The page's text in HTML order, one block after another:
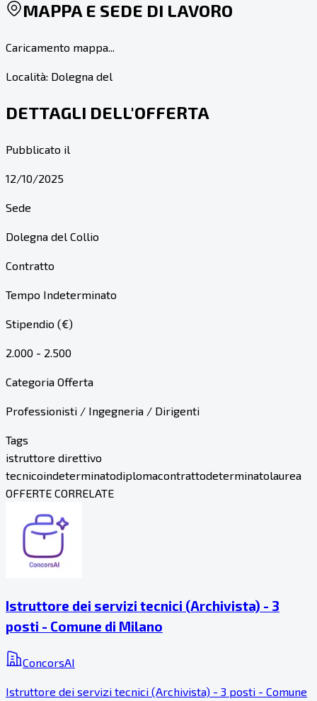
MAPPA E SEDE DI LAVORO
Caricamento mappa...
Località: Dolegna del
DETTAGLI DELL'OFFERTA
Pubblicato il
12/10/2025
Sede
Dolegna del Collio
Contratto
Tempo Indeterminato
Stipendio (€)
2.000 - 2.500
Categoria Offerta
Professionisti / Ingegneria / Dirigenti
Tags
istruttore direttivo
tecnicoindeterminatodiplomacontrattodeterminatolaurea
OFFERTE CORRELATE
Istruttore dei servizi tecnici (Archivista) - 3
posti - Comune di Milano
ConcorsAI
Istruttore dei servizi tecnici (Archivista) - 3 posti - Comune